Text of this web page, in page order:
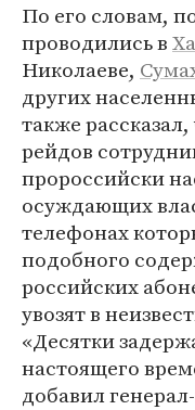
По его словам,
проводились в
Николаеве,
других
также
рейдов
пророссийски
осуждающих
телефонах
подобного
российских
увозят в
«Десятки
настоящего
добавил